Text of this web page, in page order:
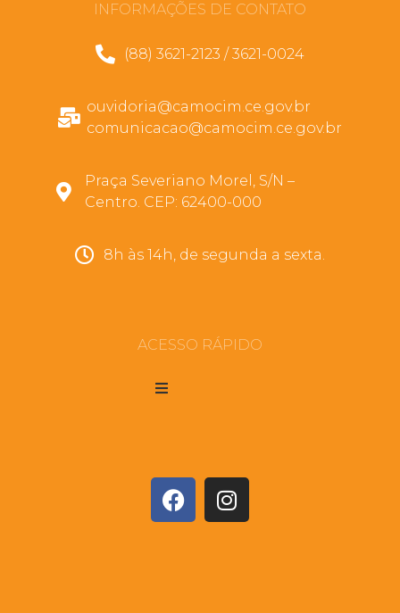
INFORMAÇÕES DE CONTATO
(88) 3621-2123 / 3621-0024
ouvidoria@camocim.ce.gov.br
comunicacao@camocim.ce.gov.br
Praça Severiano Morel, S/N –
Centro. CEP: 62400-000
8h às 14h, de segunda a sexta.
ACESSO RÁPIDO